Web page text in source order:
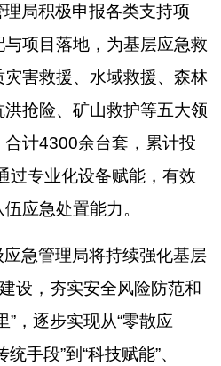
局积极申报各类支持项
项目落地，为基层应急救
害救援、水域救援、森林
洪抢险、矿山救护等五大领
合计4300余台套，累计投
过专业化设备赋能，有效
应急处置能力。
急管理局将持续强化基层
设，夯实安全风险防范和
”，逐步实现从“零散应
统手段”到“科技赋能”、